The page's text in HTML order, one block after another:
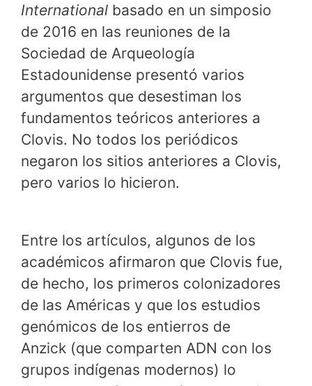
International basado en un simposio
de 2016 en las reuniones de la
Sociedad de Arqueología
Estadounidense presentó varios
argumentos que desestiman los
fundamentos teóricos anteriores a
Clovis. No todos los periódicos
negaron los sitios anteriores a Clovis,
pero varios lo hicieron.
Entre los artículos, algunos de los
académicos afirmaron que Clovis fue,
de hecho, los primeros colonizadores
de las Américas y que los estudios
genómicos de los entierros de
Anzick (que comparten ADN con los
grupos indígenas modernos) lo